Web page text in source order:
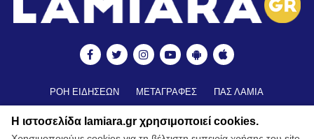
ΡΟΗ ΕΙΔΗΣΕΩΝ ΜΕΤΑΓΡΑΦΕΣ
ΠΑΣ ΛΑΜΙΑ
ΒΑΘΜΟΛΟΓΙΑ ΑΚΑΔΗΜΙΩΝ
ΚΥΠΕΛΛΟ
Η ιστοσελίδα lamiara.gr χρησιμοποιεί cookies.